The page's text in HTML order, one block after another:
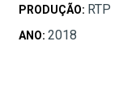
PRODUÇÃO: RTP
ANO: 2018